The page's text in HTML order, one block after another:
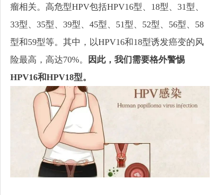
瘤相关。高危型HPV包括HPV16型、18型、31型、
33型、35型、39型、45型、51型、52型、56型、58
型和59型等。其中，以HPV16和18型诱发癌变的风
险最高，高达70%。
因此，我们需要格外警惕
HPV16和HPV18型。